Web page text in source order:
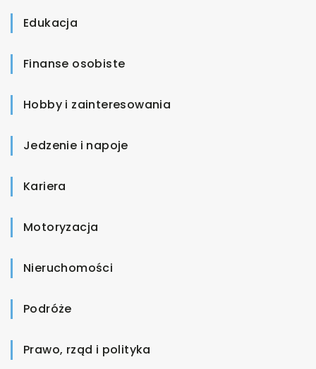
Edukacja
Finanse osobiste
Hobby i zainteresowania
Jedzenie i napoje
Kariera
Motoryzacja
Nieruchomości
Podróże
Prawo, rząd i polityka